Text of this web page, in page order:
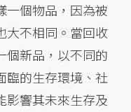
一個物品，因為被
大不相同。當回收
個新品，以不同的
臨的生存環境、社
影響其未來生存及